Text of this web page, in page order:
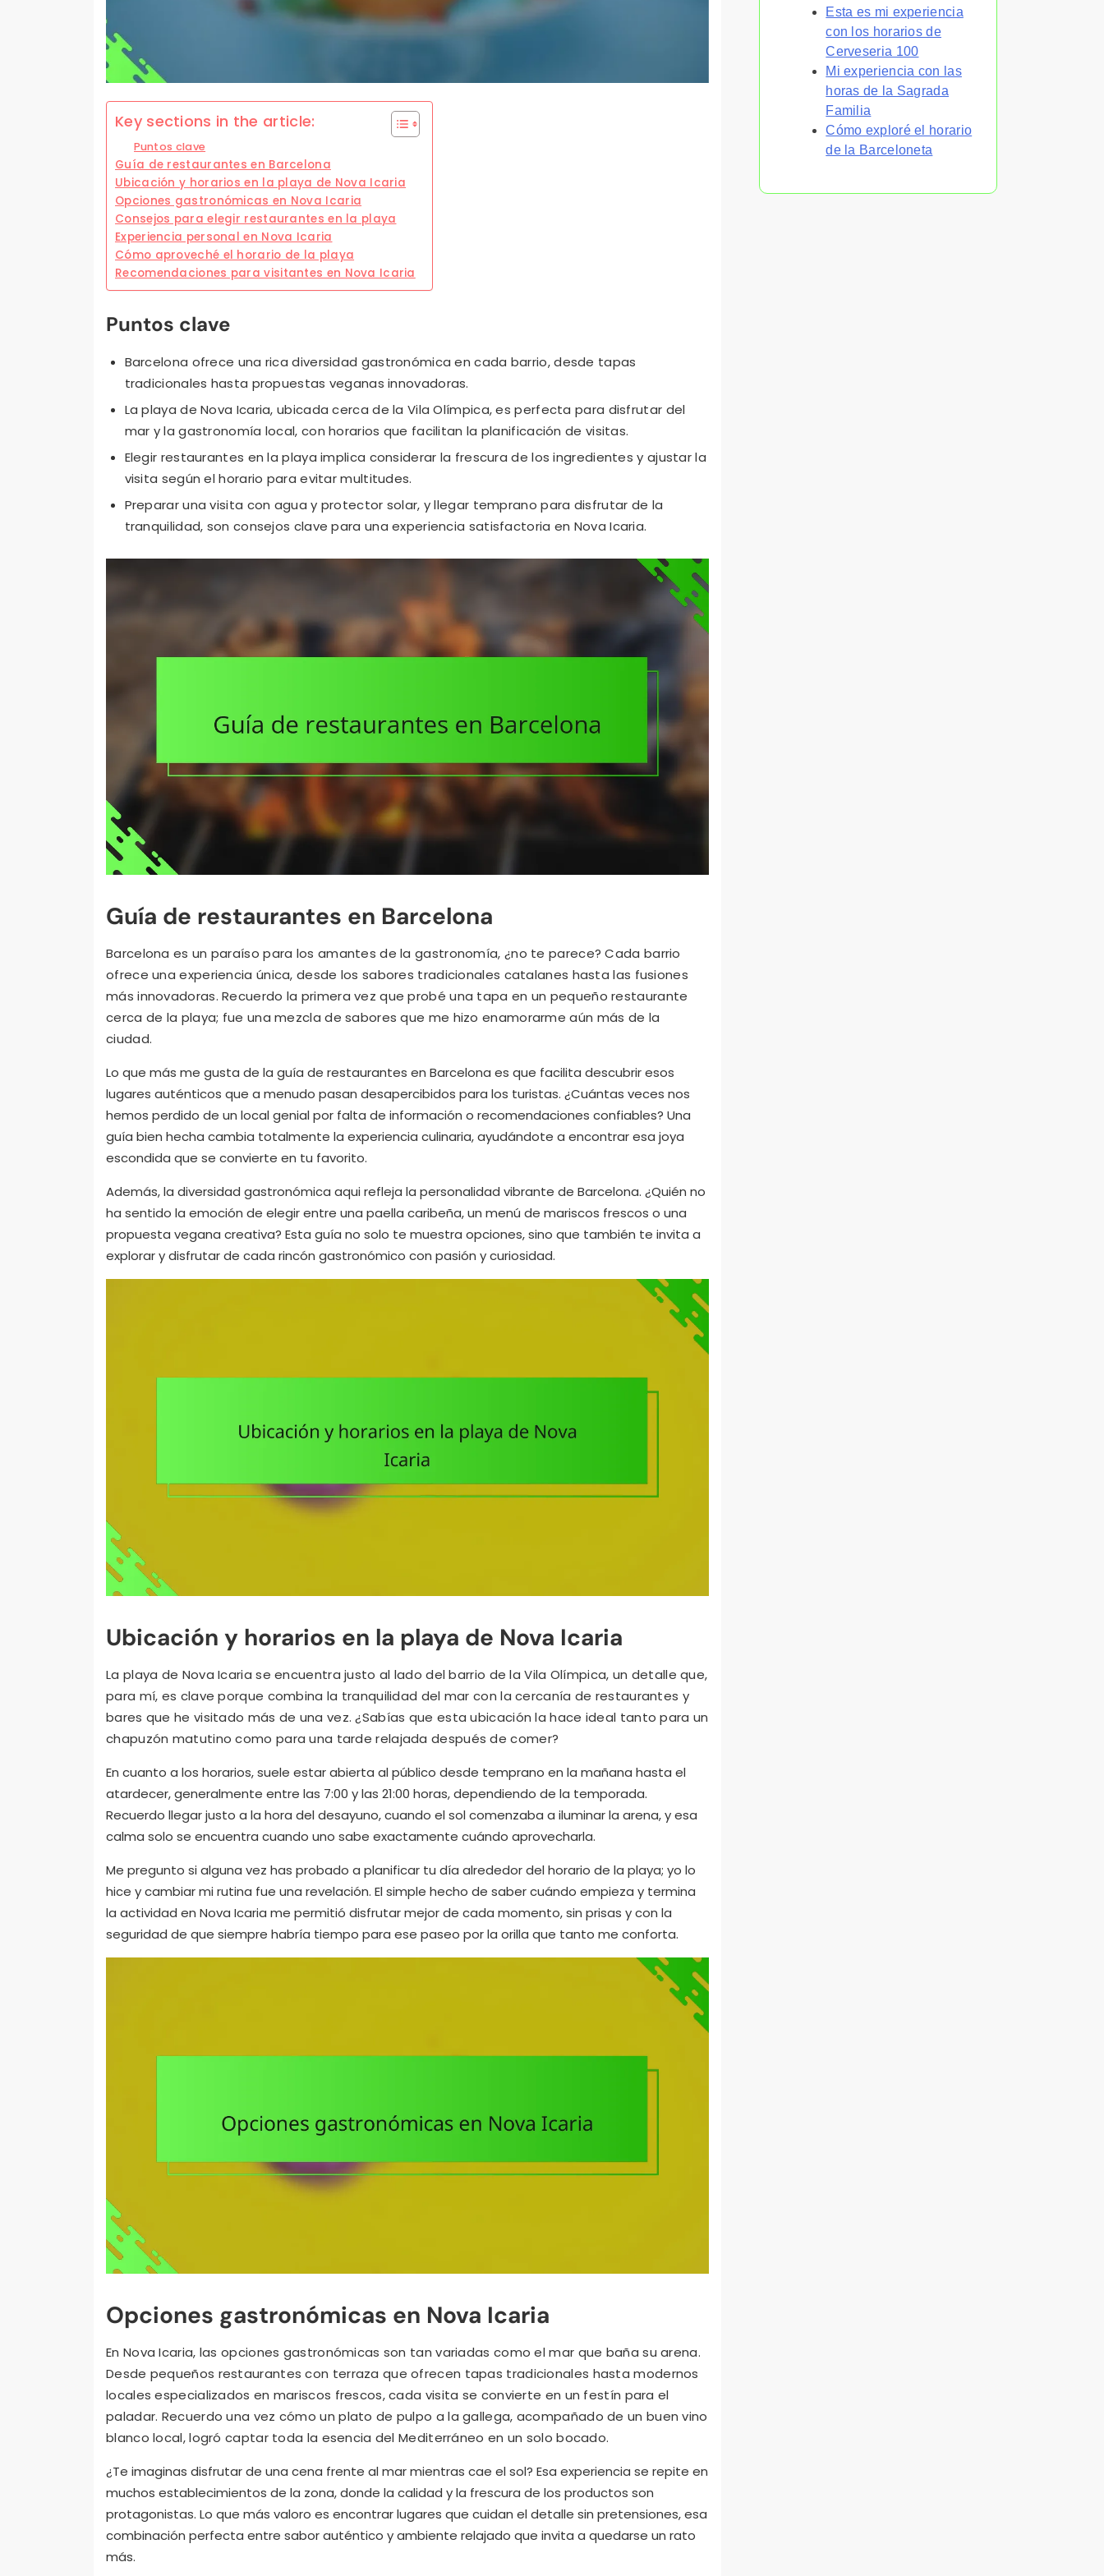
Key sections in the article:
Puntos clave
Guía de restaurantes en Barcelona
Ubicación y horarios en la playa de Nova Icaria
Opciones gastronómicas en Nova Icaria
Consejos para elegir restaurantes en la playa
Experiencia personal en Nova Icaria
Cómo aproveché el horario de la playa
Recomendaciones para visitantes en Nova Icaria
Puntos clave
Barcelona ofrece una rica diversidad gastronómica en cada barrio, desde tapas
tradicionales hasta propuestas veganas innovadoras.
La playa de Nova Icaria, ubicada cerca de la Vila Olímpica, es perfecta para disfrutar del
mar y la gastronomía local, con horarios que facilitan la planificación de visitas.
Elegir restaurantes en la playa implica considerar la frescura de los ingredientes y ajustar la
visita según el horario para evitar multitudes.
Preparar una visita con agua y protector solar, y llegar temprano para disfrutar de la
tranquilidad, son consejos clave para una experiencia satisfactoria en Nova Icaria.
Guía de restaurantes en Barcelona
Barcelona es un paraíso para los amantes de la gastronomía, ¿no te parece? Cada barrio
ofrece una experiencia única, desde los sabores tradicionales catalanes hasta las fusiones
más innovadoras. Recuerdo la primera vez que probé una tapa en un pequeño restaurante
cerca de la playa; fue una mezcla de sabores que me hizo enamorarme aún más de la
ciudad.
Lo que más me gusta de la guía de restaurantes en Barcelona es que facilita descubrir esos
lugares auténticos que a menudo pasan desapercibidos para los turistas. ¿Cuántas veces nos
hemos perdido de un local genial por falta de información o recomendaciones confiables? Una
guía bien hecha cambia totalmente la experiencia culinaria, ayudándote a encontrar esa joya
escondida que se convierte en tu favorito.
Además, la diversidad gastronómica aqui refleja la personalidad vibrante de Barcelona. ¿Quién no
ha sentido la emoción de elegir entre una paella caribeña, un menú de mariscos frescos o una
propuesta vegana creativa? Esta guía no solo te muestra opciones, sino que también te invita a
explorar y disfrutar de cada rincón gastronómico con pasión y curiosidad.
Ubicación y horarios en la playa de Nova Icaria
La playa de Nova Icaria se encuentra justo al lado del barrio de la Vila Olímpica, un detalle que,
para mí, es clave porque combina la tranquilidad del mar con la cercanía de restaurantes y
bares que he visitado más de una vez. ¿Sabías que esta ubicación la hace ideal tanto para un
chapuzón matutino como para una tarde relajada después de comer?
En cuanto a los horarios, suele estar abierta al público desde temprano en la mañana hasta el
atardecer, generalmente entre las 7:00 y las 21:00 horas, dependiendo de la temporada.
Recuerdo llegar justo a la hora del desayuno, cuando el sol comenzaba a iluminar la arena, y esa
calma solo se encuentra cuando uno sabe exactamente cuándo aprovecharla.
Me pregunto si alguna vez has probado a planificar tu día alrededor del horario de la playa; yo lo
hice y cambiar mi rutina fue una revelación. El simple hecho de saber cuándo empieza y termina
la actividad en Nova Icaria me permitió disfrutar mejor de cada momento, sin prisas y con la
seguridad de que siempre habría tiempo para ese paseo por la orilla que tanto me conforta.
Opciones gastronómicas en Nova Icaria
En Nova Icaria, las opciones gastronómicas son tan variadas como el mar que baña su arena.
Desde pequeños restaurantes con terraza que ofrecen tapas tradicionales hasta modernos
locales especializados en mariscos frescos, cada visita se convierte en un festín para el
paladar. Recuerdo una vez cómo un plato de pulpo a la gallega, acompañado de un buen vino
blanco local, logró captar toda la esencia del Mediterráneo en un solo bocado.
¿Te imaginas disfrutar de una cena frente al mar mientras cae el sol? Esa experiencia se repite en
muchos establecimientos de la zona, donde la calidad y la frescura de los productos son
protagonistas. Lo que más valoro es encontrar lugares que cuidan el detalle sin pretensiones, esa
combinación perfecta entre sabor auténtico y ambiente relajado que invita a quedarse un rato
más.
Esta es mi experiencia
con los horarios de
Cerveseria 100
Mi experiencia con las
horas de la Sagrada
Familia
Cómo exploré el horario
de la Barceloneta